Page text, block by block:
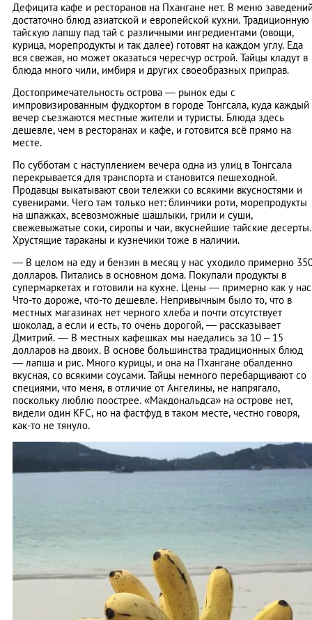
Дефицита кафе и ресторанов на Пхангане нет. В меню
достаточно блюд азиатской и европейской кухни. Традиционную
тайскую лапшу пад тай с различными ингредиентами (овощи,
курица, морепродукты и так далее) готовят на каждом углу. Еда
вся свежая, но может оказаться чересчур острой. Тайцы кладут в
блюда много чили, имбиря и других своеобразных приправ.
Достопримечательность острова — рынок еды с
импровизированным фудкортом в городе Тонгсала, куда каждый
вечер съезжаются местные жители и туристы. Блюда здесь
дешевле, чем в ресторанах и кафе, и готовится всё прямо на
месте.
По субботам с наступлением вечера одна из улиц в Тонгсала
перекрывается для транспорта и становится пешеходной.
Продавцы выкатывают свои тележки со всякими вкусностями и
сувенирами. Чего там только нет: блинчики роти, морепродукты
на шпажках, всевозможные шашлыки, грили и суши,
свежевыжатые соки, сиропы и чаи, вкуснейшие тайские десерты.
Хрустящие тараканы и кузнечики тоже в наличии.
— В целом на еду и бензин в месяц у нас уходило примерно
долларов. Питались в основном дома. Покупали продукты в
супермаркетах и готовили на кухне. Цены — примерно как у
Что-то дороже, что-то дешевле. Непривычным было то, что в
местных магазинах нет черного хлеба и почти отсутствует
шоколад, а если и есть, то очень дорогой, — рассказывает
Дмитрий. — В местных кафешках мы наедались за 10 – 15
долларов на двоих. В основе большинства традиционных блюд
— лапша и рис. Много курицы, и она на Пхангане обалденно
вкусная, со всякими соусами. Тайцы немного перебарщивают со
специями, что меня, в отличие от Ангелины, не напрягало,
поскольку люблю поострее. «Макдональдса» на острове нет,
видели один KFC, но на фастфуд в таком месте, честно говоря,
как-то не тянуло.